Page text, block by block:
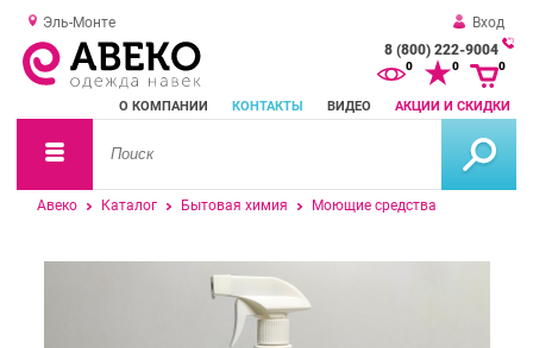
Эль-Монте
Вход
8 (800) 222-9004
О КОМПАНИИ КОНТАКТЫ ВИДЕО АКЦИИ И СКИДКИ
0 0 0
Авеко Каталог Бытовая химия Моющие средства